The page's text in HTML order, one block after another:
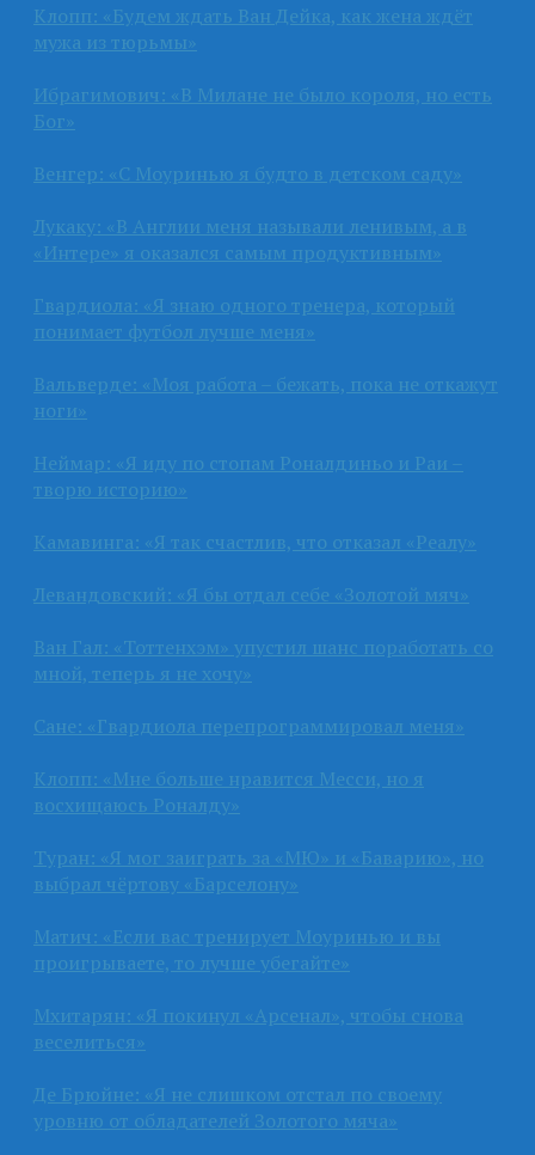
Клопп: «Будем ждать Ван Дейка, как жена ждёт
мужа из тюрьмы»
Ибрагимович: «В Милане не было короля, но есть
Бог»
Венгер: «С Моуринью я будто в детском саду»
Лукаку: «В Англии меня называли ленивым, а в
«Интере» я оказался самым продуктивным»
Гвардиола: «Я знаю одного тренера, который
понимает футбол лучше меня»
Вальверде: «Моя работа – бежать, пока не откажут
ноги»
Неймар: «Я иду по стопам Роналдиньо и Раи –
творю историю»
Камавинга: «Я так счастлив, что отказал «Реалу»
Левандовский: «Я бы отдал себе «Золотой мяч»
Ван Гал: «Тоттенхэм» упустил шанс поработать со
мной, теперь я не хочу»
Сане: «Гвардиола перепрограммировал меня»
Клопп: «Мне больше нравится Месси, но я
восхищаюсь Роналду»
Туран: «Я мог заиграть за «МЮ» и «Баварию», но
выбрал чёртову «Барселону»
Матич: «Если вас тренирует Моуринью и вы
проигрываете, то лучше убегайте»
Мхитарян: «Я покинул «Арсенал», чтобы снова
веселиться»
Де Брюйне: «Я не слишком отстал по своему
уровню от обладателей Золотого мяча»